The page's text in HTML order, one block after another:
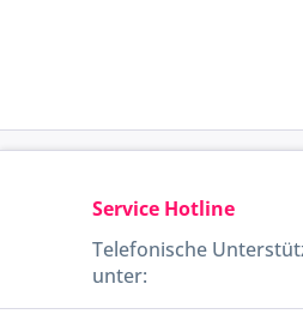
Service Hotline
Telefonische
unter: